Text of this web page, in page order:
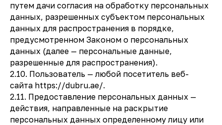
путем дачи согласия на обработку персональных
данных, разрешенных субъектом персональных
данных для распространения в порядке,
предусмотренном Законом о персональных
данных (далее — персональные данные,
разрешенные для распространения).
2.10. Пользователь — любой посетитель веб-
сайта https://dubru.ae/.
2.11. Предоставление персональных данных —
действия, направленные на раскрытие
персональных данных определенному лицу или